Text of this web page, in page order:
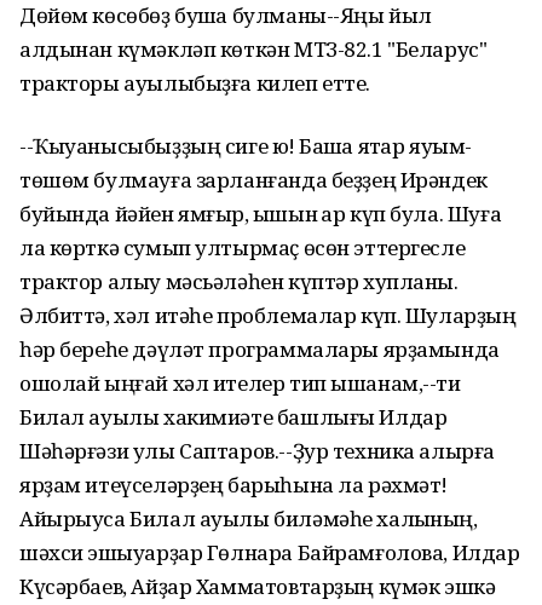
Дөйөм көсөбөҙ бушҡа булманы--Яңы йыл
алдынан күмәкләп көткән МТЗ-82.1 "Беларус"
тракторы ауылыбыҙға килеп етте.
--Ҡыуанысыбыҙҙың сиге юҡ! Башҡа яҡтар яуым-
төшөм булмауға зарланғанда беҙҙең Ирәндек
буйында йәйен ямғыр, ҡышын ҡар күп була. Шуға
ла көрткә сумып ултырмаҫ өсөн эттергесле
трактор алыу мәсьәләһен күптәр хупланы.
Әлбиттә, хәл итәһе проблемалар күп. Шуларҙың
һәр береһе дәүләт программалары ярҙамында
ошолай ыңғай хәл ителер тип ышанам,--ти
Билал ауылы хакимиәте башлығы Илдар
Шәһәрғәзи улы Саптаров.--Ҙур техника алырға
ярҙам итеүселәрҙең барыһына ла рәхмәт!
Айырыуса Билал ауылы биләмәһе халҡының,
шәхси эшҡыуарҙар Гөлнара Байрамғолова, Илдар
Күсәрбаев, Айҙар Хамматовтарҙың күмәк эшкә